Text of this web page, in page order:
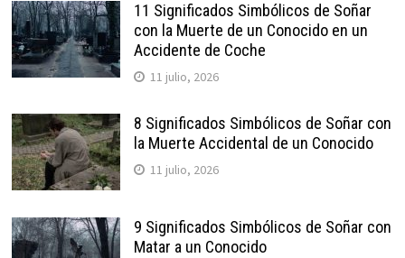
11 Significados Simbólicos de Soñar
con la Muerte de un Conocido en un
Accidente de Coche
11 julio, 2026
8 Significados Simbólicos de Soñar con
la Muerte Accidental de un Conocido
11 julio, 2026
9 Significados Simbólicos de Soñar con
Matar a un Conocido